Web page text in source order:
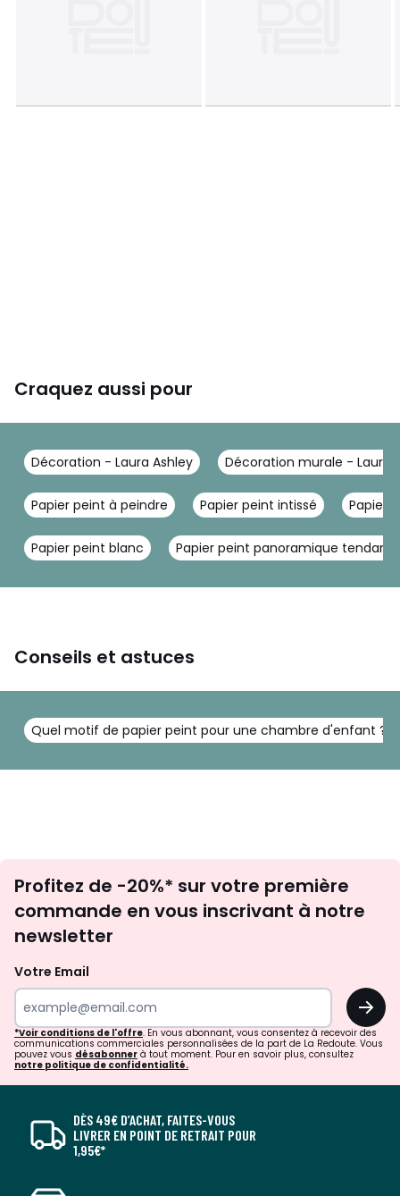
Craquez aussi pour
Décoration - Laura Ashley Décoration murale - Laura
Papier peint à peindre Papier peint intissé Papier
Papier peint blanc Papier peint panoramique
Conseils et astuces
Quel motif de papier peint pour une chambre d'enfant ?
newsletter
Profitez de -20%* sur votre première
commande en vous inscrivant à notre
newsletter
Votre Email
OK
*Voir conditions de l'offre. En vous abonnant, vous consentez à recevoir des
communications commerciales personnalisées de la part de La Redoute. Vous
pouvez vous désabonner à tout moment. Pour en savoir plus, consultez
notre politique de confidentialité.
DÈS 49€ D’ACHAT, FAITES-VOUS
LIVRER EN POINT DE RETRAIT POUR
1,95€*